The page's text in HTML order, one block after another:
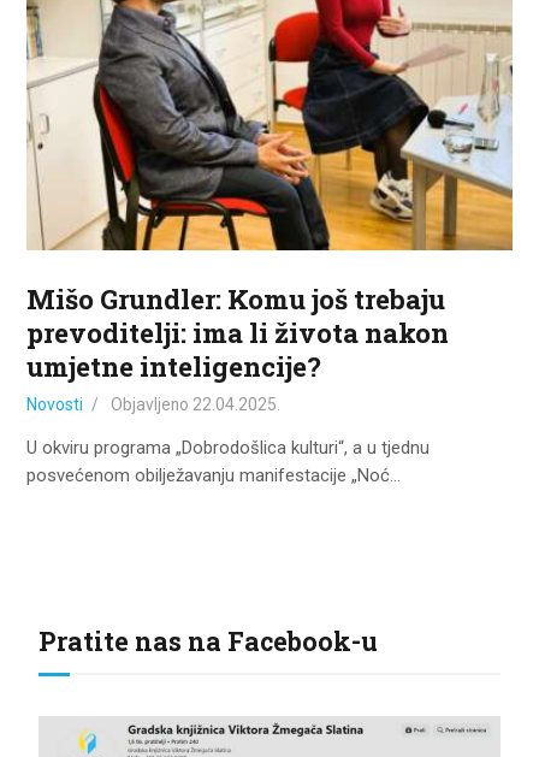
KATALOG
O KNJIŽNICI
ZA KORISNIKE
ODJELI
DOKUMENTI
KONTAKT
Mišo Grundler: Komu još trebaju
prevoditelji: ima li života nakon
umjetne inteligencije?
Novosti Objavljeno 22.04.2025.
U okviru programa „Dobrodošlica kulturi“, a u tjednu
posvećenom obilježavanju manifestacije „Noć…
Pratite nas na Facebook-u